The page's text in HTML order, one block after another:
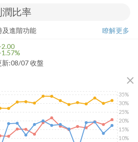
及進階功能
瞭解更多
-2.00
-1.57%
新:08/07 收盤
close
10%
15%
20%
25%
30%
35%